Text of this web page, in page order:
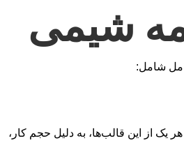
شیمی
شامل:
هر یک از این قالب‌ها، به دلیل حجم کار،